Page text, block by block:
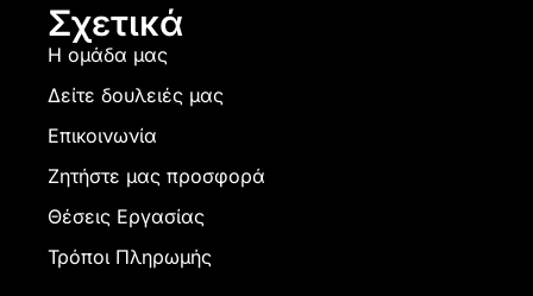
Σχετικά
Η ομάδα μας
Δείτε δουλειές μας
Επικοινωνία
Ζητήστε μας προσφορά
Θέσεις Εργασίας
Τρόποι Πληρωμής